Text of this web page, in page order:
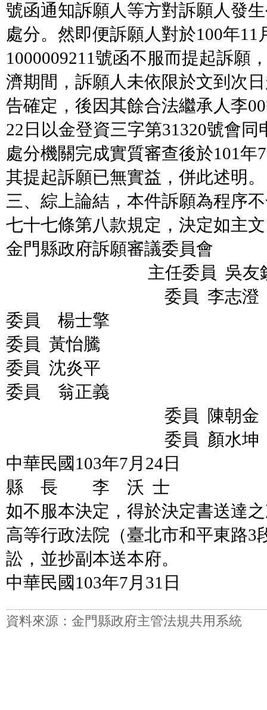
號函通知訴願人等方對訴願人發
處分。然即便訴願人對於100年11
1000009211號函不服而提起訴願
濟期間，訴願人未依限於文到次
告確定，後因其餘合法繼承人李
22日以金登資三字第31320號會
處分機關完成實質審查後於101年
其提起訴願已無實益，併此述明。
三、綜上論結，本件訴願為程序
七十七條第八款規定，決定如主
金門縣政府訴願審議委員會
主任委員 吳友欽（
委員 李志澄
委員 楊士擎
委員 黃怡騰
委員 沈炎平
委員 翁正義
委員 陳朝金
委員 顏水坤
中華民國103年7月24日
縣 長 李 沃 士
如不服本決定，得於決定書送達
高等行政法院（臺北市和平東路3
訟，並抄副本送本府。
中華民國103年7月31日
資料來源：金門縣政府主管法規共用系統